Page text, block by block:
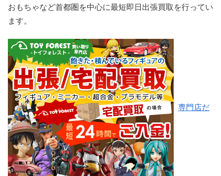
おもちゃなど首都圏を中心に最短即日出張買取を行ってい
ます。
専門店だ